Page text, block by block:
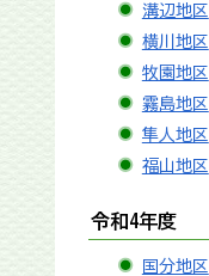
溝辺地区
横川地区
牧園地区
霧島地区
隼人地区
福山地区
令和4年度
国分地区